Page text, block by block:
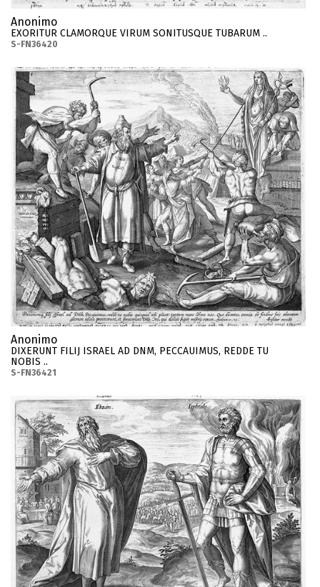
Anonimo
EXORITUR CLAMORQUE VIRUM SONITUSQUE TUBARUM ..
S-FN36420
Anonimo
DIXERUNT FILIJ ISRAEL AD DNM, PECCAUIMUS, REDDE TU
NOBIS ..
S-FN36421